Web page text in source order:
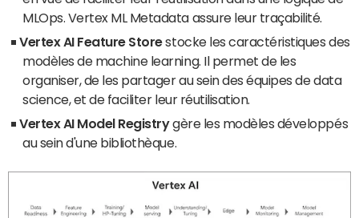
MLOps. Vertex ML Metadata assure leur traçabilité.
Vertex AI Feature Storestocke les caractéristiques des
modèles de machine learning. Il permet de les
organiser, de les partager au sein des équipes de data
science, et de faciliter leur réutilisation.
Vertex AI Model Registrygère les modèles développés
au sein d'une bibliothèque.